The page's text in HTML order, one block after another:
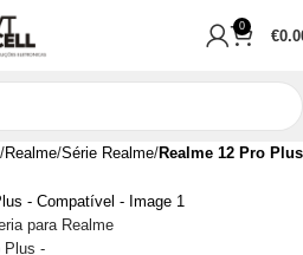
0
€
Realme Série Realme Realme 12 Pro Plus